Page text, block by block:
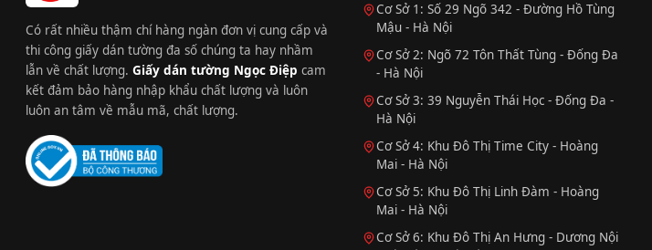
Có rất nhiều thậm chí hàng ngàn đơn vị cung cấp và
thi công giấy dán tường đa số chúng ta hay nhầm
lẫn về chất lượng. Giấy dán tường Ngọc Điệp cam
kết đảm bảo hàng nhập khẩu chất lượng và luôn
luôn an tâm về mẫu mã, chất lượng.
Cơ Sở 1: Số 29 Ngõ 342 - Đường Hồ Tùng
Mậu - Hà Nội
Cơ Sở 2: Ngõ 72 Tôn Thất Tùng - Đống Đa
- Hà Nội
Cơ Sở 3: 39 Nguyễn Thái Học - Đống Đa -
Hà Nội
Cơ Sở 4: Khu Đô Thị Time City - Hoàng
Mai - Hà Nội
Cơ Sở 5: Khu Đô Thị Linh Đàm - Hoàng
Mai - Hà Nội
Cơ Sở 6: Khu Đô Thị An Hưng - Dương Nội